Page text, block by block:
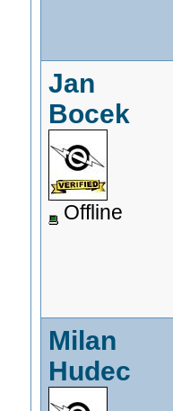
Jan
Bocek
Offline
Milan
Hudec